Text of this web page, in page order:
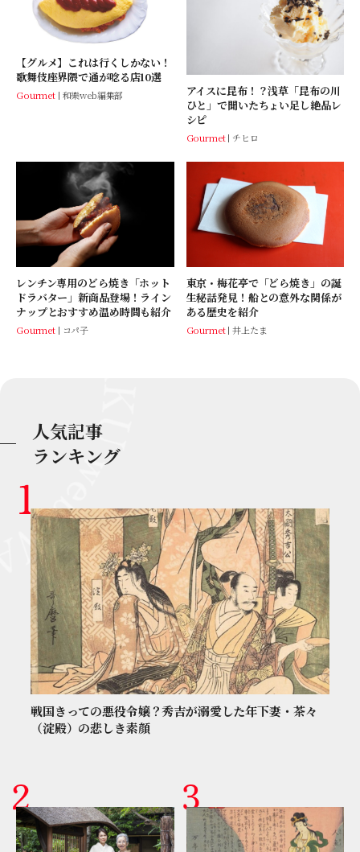
【グルメ】これは行くしかない！
歌舞伎座界隈で通が唸る店10選
Gourmet 和樂web編集部
アイスに昆布！？浅草「昆布の川
ひと」で聞いたちょい足し絶品レ
シピ
Gourmet チヒロ
レンチン専用のどら焼き「ホット
ドラバター」新商品登場！ライン
ナップとおすすめ温め時間も紹介
Gourmet コパ子
東京・梅花亭で「どら焼き」の誕
生秘話発見！船との意外な関係が
ある歴史を紹介
Gourmet 井上たま
人気記事
ランキング
戦国きっての悪役令嬢？秀吉が溺愛した年下妻・茶々
（淀殿）の悲しき素顔